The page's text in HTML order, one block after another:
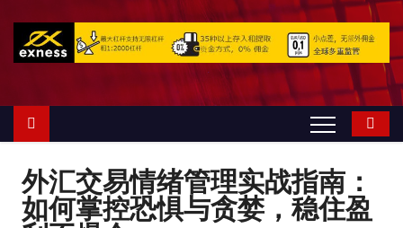
外汇交易情绪管理实战指南：
如何掌控恐惧与贪婪，稳住盈